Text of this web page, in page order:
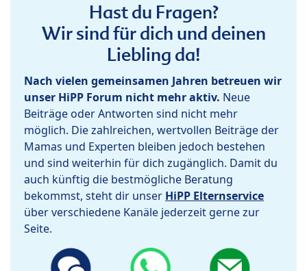
Hast du Fragen?
Wir sind für dich und deinen
Liebling da!
Nach vielen gemeinsamen Jahren betreuen wir
unser HiPP Forum nicht mehr aktiv. Neue
Beiträge oder Antworten sind nicht mehr
möglich. Die zahlreichen, wertvollen Beiträge der
Mamas und Experten bleiben jedoch bestehen
und sind weiterhin für dich zugänglich. Damit du
auch künftig die bestmögliche Beratung
bekommst, steht dir unser HiPP Elternservice
über verschiedene Kanäle jederzeit gerne zur
Seite.